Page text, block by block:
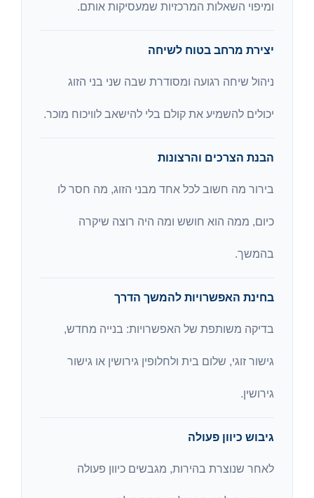
ומיפוי השאלות המרכזיות שמעסיקות אותם.
יצירת מרחב בטוח לשיחה
ניהול שיחה רגועה ומסודרת שבה שני בני הזוג
יכולים להשמיע את קולם בלי להישאב לוויכוח מוכר.
הבנת הצרכים והרצונות
בירור מה חשוב לכל אחד מבני הזוג, מה חסר לו
כיום, ממה הוא חושש ומה היה רוצה שיקרה
בהמשך.
בחינת האפשרויות להמשך הדרך
בדיקה משותפת של האפשרויות: בנייה מחדש,
גישור זוגי, שלום בית ולחלופין גירושין או גישור
גירושין.
גיבוש כיוון פעולה
לאחר שנוצרת בהירות, מגבשים כיוון פעולה